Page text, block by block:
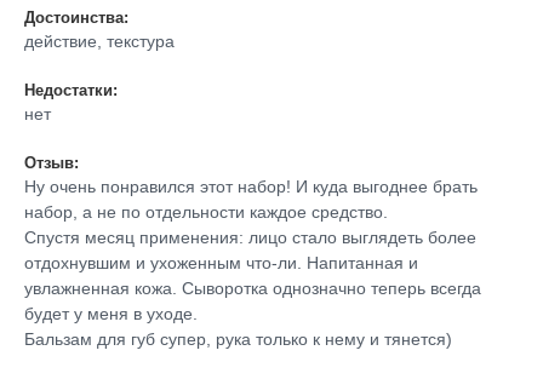
Достоинства:
действие, текстура
Недостатки:
нет
Отзыв:
Ну очень понравился этот набор! И куда выгоднее брать
набор, а не по отдельности каждое средство.
Спустя месяц применения: лицо стало выглядеть более
отдохнувшим и ухоженным что-ли. Напитанная и
увлажненная кожа. Сыворотка однозначно теперь всегда
будет у меня в уходе.
Бальзам для губ супер, рука только к нему и тянется)